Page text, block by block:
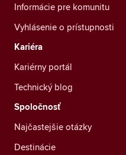
Informácie pre komunitu
Vyhlásenie o prístupnosti
Kariéra
Kariérny portál
Technický blog
Spoločnosť
Najčastejšie otázky
Destinácie